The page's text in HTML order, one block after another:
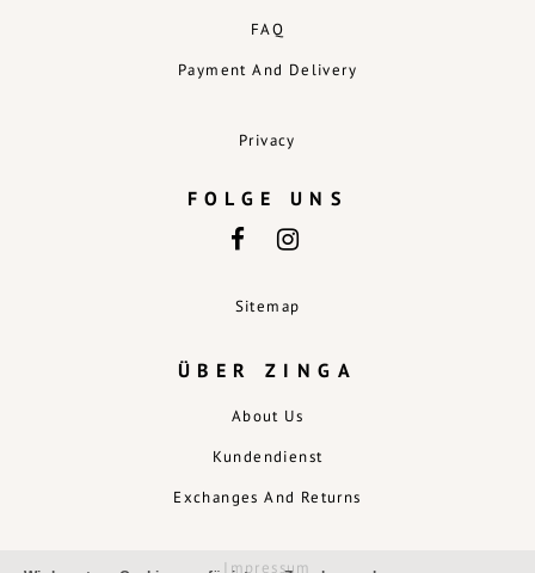
FAQ
Payment And Delivery
Privacy
ÜBER ZINGA
About Us
Kundendienst
Exchanges And Returns
Impressum
FOLGE UNS
Sitemap